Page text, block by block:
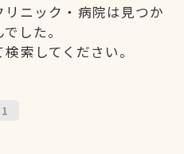
ニック・病院は見つか
した。
索してください。
1